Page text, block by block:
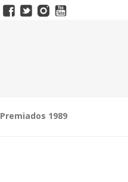
Premiados 1989